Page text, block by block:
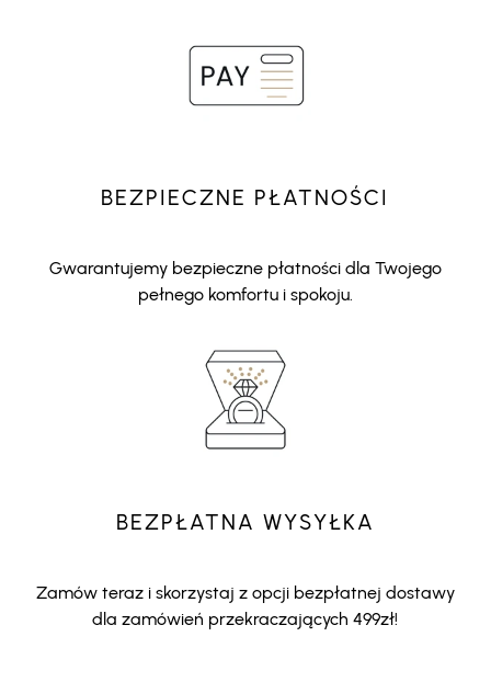
BEZPIECZNE PŁATNOŚCI
Gwarantujemy bezpieczne płatności dla Twojego
pełnego komfortu i spokoju.
BEZPŁATNA WYSYŁKA
Zamów teraz i skorzystaj z opcji bezpłatnej dostawy
dla zamówień przekraczających 499zł!